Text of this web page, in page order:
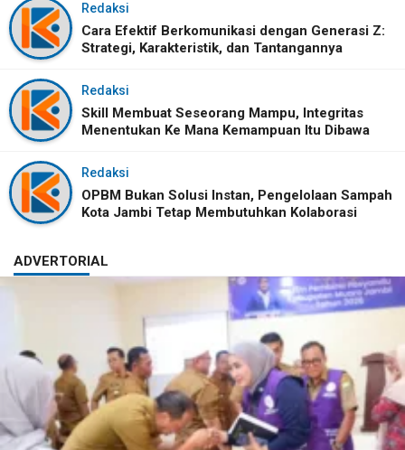
Redaksi
Cara Efektif Berkomunikasi dengan Generasi Z:
Strategi, Karakteristik, dan Tantangannya
Redaksi
Skill Membuat Seseorang Mampu, Integritas
Menentukan Ke Mana Kemampuan Itu Dibawa
Redaksi
OPBM Bukan Solusi Instan, Pengelolaan Sampah
Kota Jambi Tetap Membutuhkan Kolaborasi
ADVERTORIAL